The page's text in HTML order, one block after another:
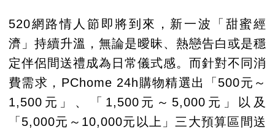
520網路情人節即將到來，新一波「甜蜜經
濟」持續升溫，無論是曖昧、熱戀告白或是穩
定伴侶間送禮成為日常儀式感。而針對不同消
費需求，PChome 24h購物精選出「500元～
1,500元」、「1,500元～5,000元」以及
「5,000元～10,000元以上」三大預算區間送